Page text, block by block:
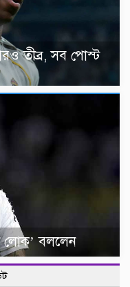
তীব্র, সব পোস্ট
লোক’ বললেন